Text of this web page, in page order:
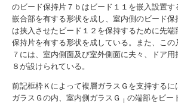
のビード保持片７ｂはビード１１を嵌入設置す
嵌合部を有する形状を成し、室内側のビード保
は挟入させたビード１２を保持するために先端
保持片を有する形状を成している。また、この
７には、室内側面及び室外側面に夫々、ドア用
８が設けられている。
前記框枠Ｋによって複層ガラスＧを支持するに
ガラスＧの内、室内側ガラスＧ
Ｉ の端部をビー